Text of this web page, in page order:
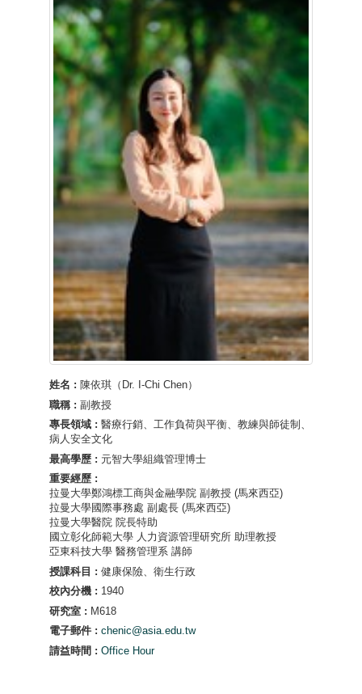
姓名 : 陳依琪（Dr. I-Chi Chen）
職稱 : 副教授
專長領域 : 醫療行銷、工作負荷與平衡、教練與師徒制、
病人安全文化
最高學歷 : 元智大學組織管理博士
重要經歷 :
拉曼大學鄭鴻標工商與金融學院 副教授 (馬來西亞)
拉曼大學國際事務處 副處長 (馬來西亞)
拉曼大學醫院 院長特助
國立彰化師範大學 人力資源管理研究所 助理教授
亞東科技大學 醫務管理系 講師
授課科目 : 健康保險、衛生行政
校內分機 : 1940
研究室 : M618
電子郵件 : chenic@asia.edu.tw
請益時間 : Office Hour